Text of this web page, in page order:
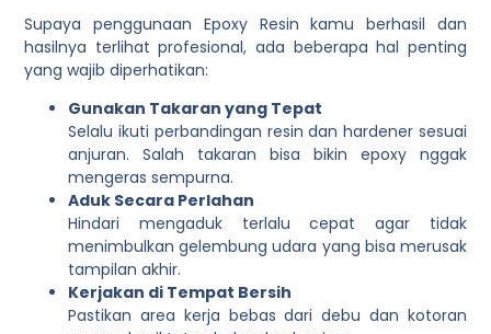
Supaya penggunaan Epoxy Resin kamu berhasil dan
hasilnya terlihat profesional, ada beberapa hal penting
yang wajib diperhatikan:
Gunakan Takaran yang Tepat
Selalu ikuti perbandingan resin dan hardener sesuai
anjuran. Salah takaran bisa bikin epoxy nggak
mengeras sempurna.
Aduk Secara Perlahan
Hindari mengaduk terlalu cepat agar tidak
menimbulkan gelembung udara yang bisa merusak
tampilan akhir.
Kerjakan di Tempat Bersih
Pastikan area kerja bebas dari debu dan kotoran